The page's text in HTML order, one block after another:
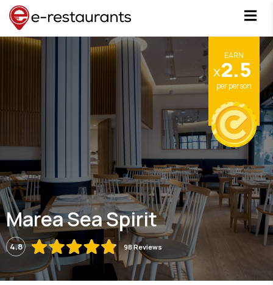
EARN
x2.5
per person
Marea Sea Spirit
4.8 98 Reviews